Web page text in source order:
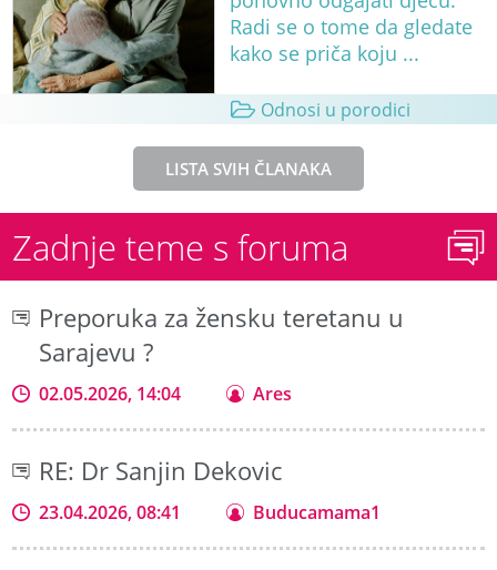
Radi se o tome da gledate
kako se priča koju ...
Odnosi u porodici
LISTA SVIH ČLANAKA
Zadnje teme s foruma
Preporuka za žensku teretanu u
Sarajevu ?
02.05.2026, 14:04 Ares
RE: Dr Sanjin Dekovic
23.04.2026, 08:41 Buducamama1